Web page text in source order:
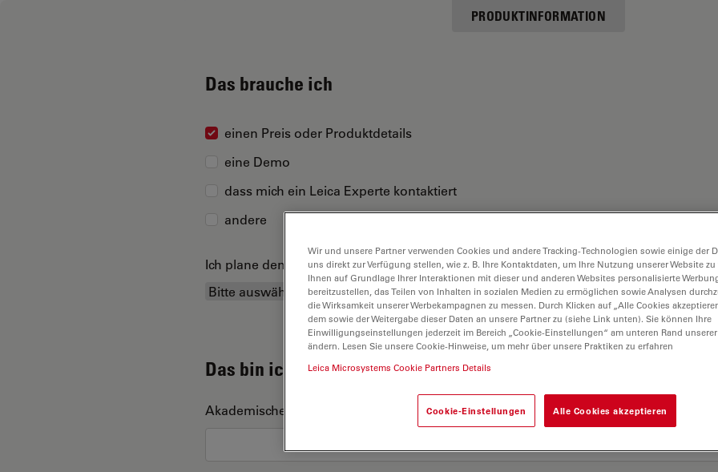
PRODUKTINFORMATION
Das brauche ich
einen Preis oder Produktdetails
eine Demo
dass mich ein Leica Experte kontaktiert
andere
Ich plane den Kauf...
Das bin ich
Akademischer Grad
Wir und unsere Partner verwenden Cookies und andere Tracking-Technologien sowie einige der
uns direkt zur Verfügung stellen, wie z. B. Ihre Kontaktdaten, um Ihre Nutzung unserer Website zu
Ihnen auf Grundlage Ihrer Interaktionen mit dieser und anderen Websites personalisierte
bereitzustellen, das Teilen von Inhalten in sozialen Medien zu ermöglichen sowie Analysen
die Wirksamkeit unserer Werbekampagnen zu messen. Durch Klicken auf „Alle Cookies
dem sowie der Weitergabe dieser Daten an unsere Partner zu (siehe Link unten). Sie können Ihre
Einwilligungseinstellungen jederzeit im Bereich „Cookie-Einstellungen“ am unteren Rand
ändern. Lesen Sie unsere Cookie-Hinweise, um mehr über unsere Praktiken zu erfahren
Leica Microsystems Cookie Partners Details
Cookie-Einstellungen Alle Cookies akzeptieren